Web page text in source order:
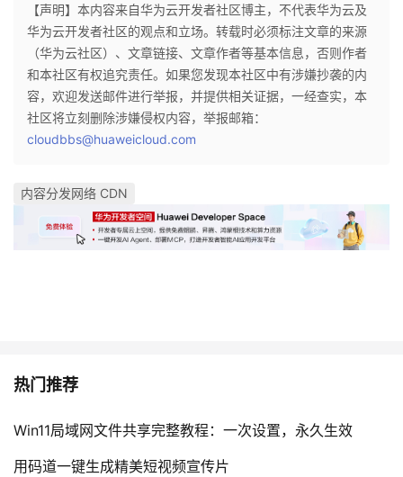
【声明】本内容来自华为云开发者社区博主，不代表华为云及
华为云开发者社区的观点和立场。转载时必须标注文章的来源
（华为云社区）、文章链接、文章作者等基本信息，否则作者
和本社区有权追究责任。如果您发现本社区中有涉嫌抄袭的内
容，欢迎发送邮件进行举报，并提供相关证据，一经查实，本
社区将立刻删除涉嫌侵权内容，举报邮箱：
cloudbbs@huaweicloud.com
内容分发网络 CDN
热门推荐
Win11局域网文件共享完整教程：一次设置，永久生效
用码道一键生成精美短视频宣传片